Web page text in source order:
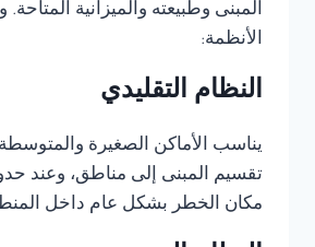
المبنى وطبيعته والميزانية
الأنظمة:
النظام التقليدي
يناسب الأماكن الصغيرة
تقسيم المبنى إلى مناطق، وعند
مكان الخطر بشكل عام داخل